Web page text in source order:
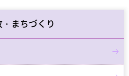
・まちづくり